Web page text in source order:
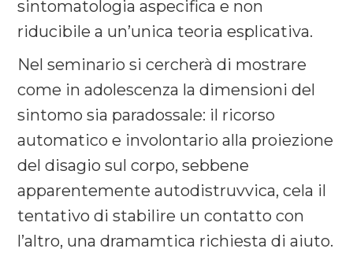
sintomatologia aspecifica e non
riducibile a un’unica teoria esplicativa.
Nel seminario si cercherà di mostrare
come in adolescenza la dimensioni del
sintomo sia paradossale: il ricorso
automatico e involontario alla proiezione
del disagio sul corpo, sebbene
apparentemente autodistruvvica, cela il
tentativo di stabilire un contatto con
l’altro, una dramamtica richiesta di aiuto.